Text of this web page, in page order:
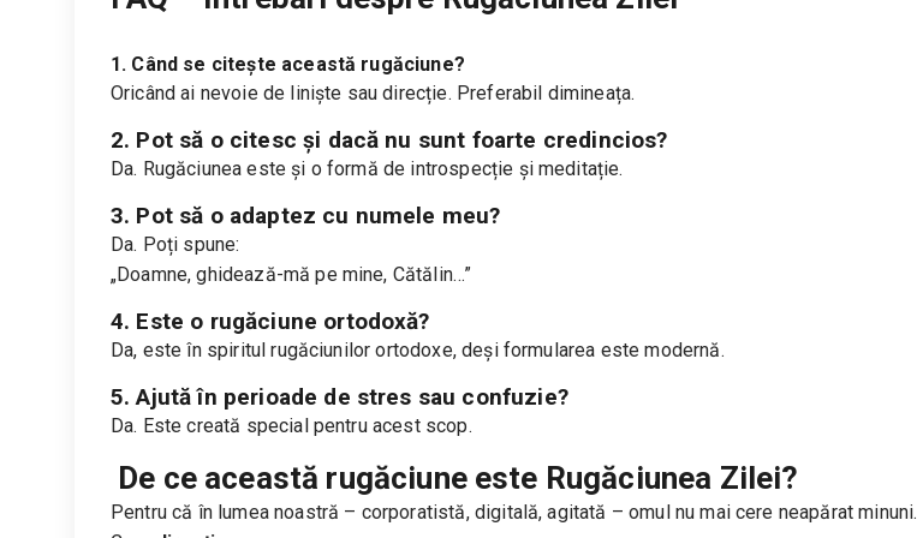
1. Când se citește această rugăciune?
Oricând ai nevoie de liniște sau direcție. Preferabil dimineața.
2. Pot să o citesc și dacă nu sunt foarte credincios?
Da. Rugăciunea este și o formă de introspecție și meditație.
3. Pot să o adaptez cu numele meu?
Da. Poți spune:
„Doamne, ghidează-mă pe mine, Cătălin…”
4. Este o rugăciune ortodoxă?
Da, este în spiritul rugăciunilor ortodoxe, deși formularea este modernă.
5. Ajută în perioade de stres sau confuzie?
Da. Este creată special pentru acest scop.
De ce această rugăciune este Rugăciunea Zilei?
Pentru că în lumea noastră – corporatistă, digitală, agitată – omul nu mai cere neapărat minuni.